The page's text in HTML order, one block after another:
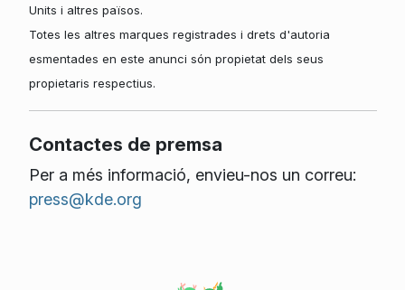
Units i altres països.
Totes les altres marques registrades i drets d'autoria
esmentades en este anunci són propietat dels seus
propietaris respectius.
Contactes de premsa
Per a més informació, envieu-nos un correu:
press@kde.org